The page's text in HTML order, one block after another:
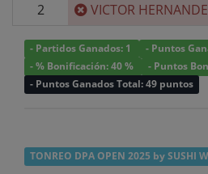
2
VICTOR
- Partidos Ganados: 1
- Puntos
- % Bonificación: 40 %
- Puntos
- Puntos Ganados Total: 49 puntos
TONREO DPA OPEN 2025 by SUSHI